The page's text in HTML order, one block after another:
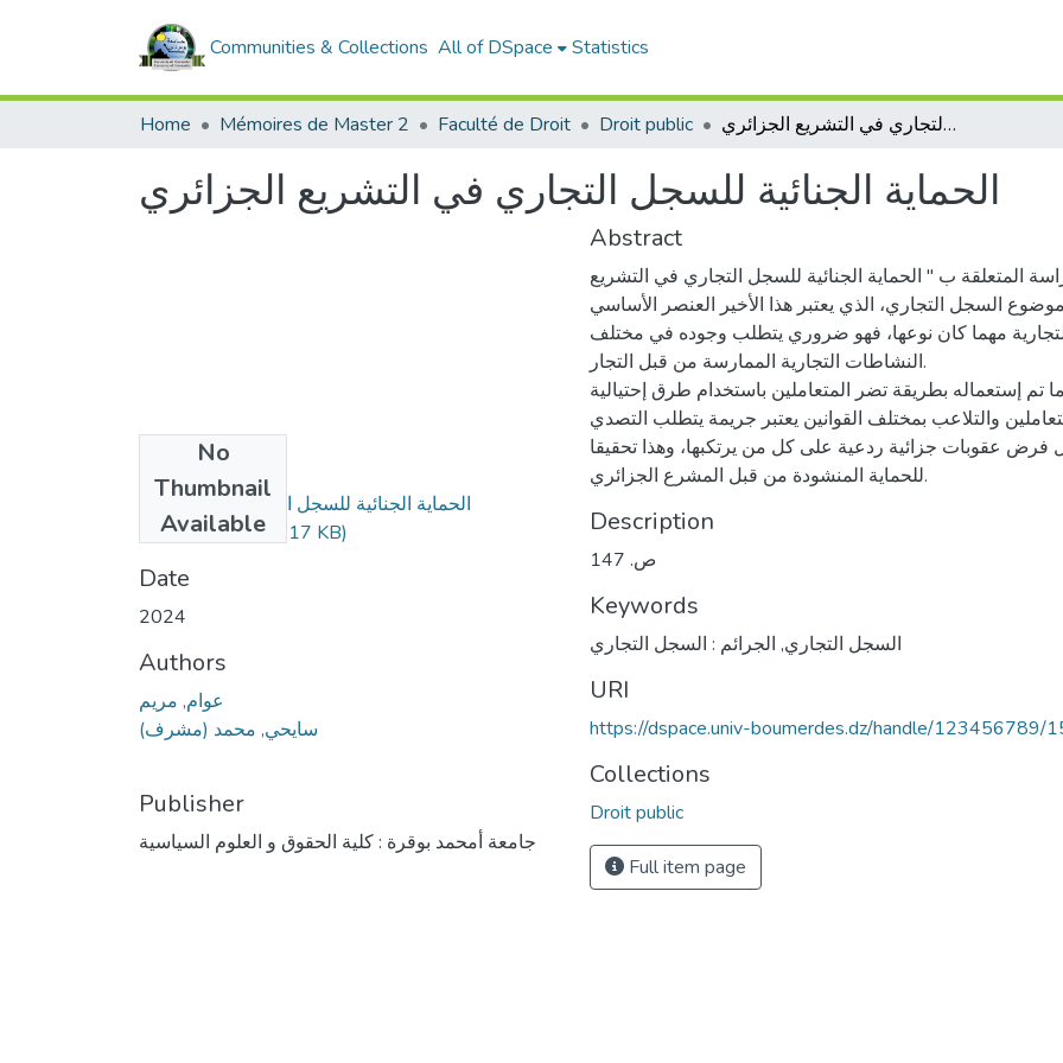
Communities & Collections All of DSpace Statistics
Home Mémoires de Master 2 Faculté de Droit Droit public الحماية الجنائية للسجل التجاري في التشريع الجزائري
الحماية الجنائية للسجل التجاري في التشريع الجزائري
No
Thumbnail
Available
الحماية الجنائية للسجل التجاري في التشريع
الجزائري.pdf(954.17 KB)
Date
2024
Authors
عوام, مريم
سايحي, محمد (مشرف)
Publisher
جامعة أمحمد بوقرة : كلية الحقوق و العلوم السياسية
Abstract
المتعلقة ب " الحماية الجنائية للسجل التجاري في التشريع
السجل التجاري، الذي يعتبر هذا الأخير العنصر الأساسي
مهما كان نوعها، فهو ضروري يتطلب وجوده في مختلف
النشاطات التجارية الممارسة من قبل التجار.
تم إستعماله بطريقة تضر المتعاملين باستخدام طرق إحتيالية
والتلاعب بمختلف القوانين يعتبر جريمة يتطلب التصدي
فرض عقوبات جزائية ردعية على كل من يرتكبها، وهذا تحقيقا
للحماية المنشودة من قبل المشرع الجزائري.
Description
ص. 147
Keywords
السجل التجاري, الجرائم : السجل التجاري
URI
https://dspace.univ-boumerdes.dz/handle/123456789/
Collections
Droit public
Full item page